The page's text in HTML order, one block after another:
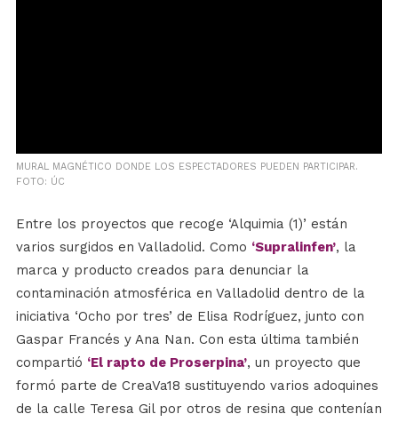
MURAL MAGNÉTICO DONDE LOS ESPECTADORES PUEDEN PARTICIPAR.
FOTO: ÚC
Entre los proyectos que recoge ‘Alquimia (1)’ están
varios surgidos en Valladolid. Como ‘Supralinfen’, la
marca y producto creados para denunciar la
contaminación atmosférica en Valladolid dentro de la
iniciativa ‘Ocho por tres’ de Elisa Rodríguez, junto con
Gaspar Francés y Ana Nan. Con esta última también
compartió ‘El rapto de Proserpina’, un proyecto que
formó parte de CreaVa18 sustituyendo varios adoquines
de la calle Teresa Gil por otros de resina que contenían